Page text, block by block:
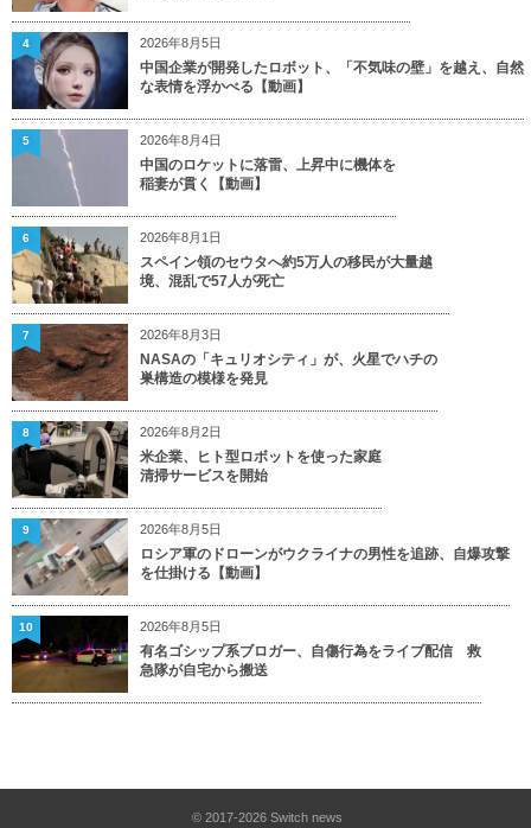
2026年8月5日
中国企業が開発したロボット、「不気味の壁」を越え、自然
な表情を浮かべる【動画】
4
2026年8月4日
中国のロケットに落雷、上昇中に機体を
稲妻が貫く【動画】
5
2026年8月1日
スペイン領のセウタへ約5万人の移民が大量越
境、混乱で57人が死亡
6
2026年8月3日
NASAの「キュリオシティ」が、火星でハチの
巣構造の模様を発見
7
2026年8月2日
米企業、ヒト型ロボットを使った家庭
清掃サービスを開始
8
2026年8月5日
ロシア軍のドローンがウクライナの男性を追跡、自爆攻撃
を仕掛ける【動画】
9
2026年8月5日
有名ゴシップ系ブロガー、自傷行為をライブ配信 救
急隊が自宅から搬送
10
© 2017-2026Switch news